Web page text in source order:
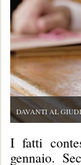
DAVANTI AL
I fatti
gennaio.